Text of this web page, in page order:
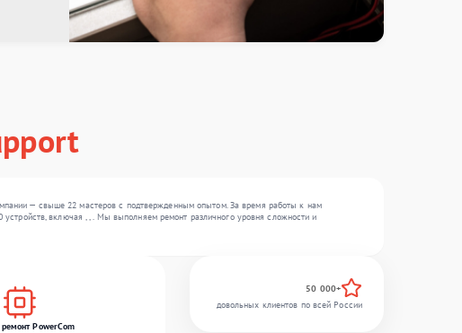
— свыше 22 мастеров с подтвержденным опытом. За время работы к нам
включая , , . Мы выполняем ремонт различного уровня сложности и
PowerCom
50 000+
довольных клиентов по всей России